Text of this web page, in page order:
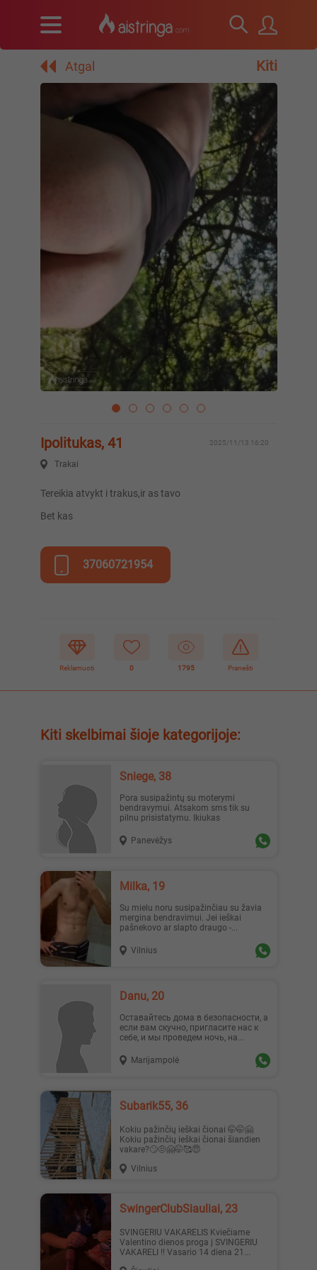
Atgal Kiti
Ipolitukas, 41 2025/11/13 16:20
Trakai
Tereikia atvykt i trakus,ir as tavo
Bet kas
37060721954
Reklamuoti 0 1795 Pranešti
Kiti skelbimai šioje kategorijoje:
Sniege, 38
Pora susipažintų su moterymi
bendravymui. Atsakom sms tik su
pilnu prisistatymu. Ikiukas
Panevėžys
Milka, 19
Su mielu noru susipažinčiau su žavia
mergina bendravimui. Jei ieškai
pašnekovo ar slapto draugo -...
Vilnius
Danu, 20
Оставайтесь дома в безопасности, а
если вам скучно, пригласите нас к
себе, и мы проведем ночь, на...
Marijampolė
Subarik55, 36
Kokiu pažinčių ieškai čionai 🤭🤭🤗
Kokiu pažinčių ieškai čionai šiandien
vakare?🙄🤨🤗🤭🥰😇
Vilnius
SwingerClubSiauliai, 23
SVINGERIU VAKARELIS Kviečiame
Valentino dienos proga į SVINGERIU
VAKARELI !! Vasario 14 diena 21...